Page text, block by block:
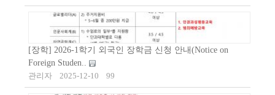
[장학] 2026-1학기 외국인 장학금 신청 안내(Notice on
Foreign Studen..
관리자
2025-12-10 99